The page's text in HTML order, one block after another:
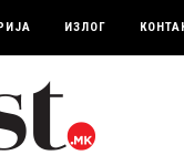
ИЗЛОГ